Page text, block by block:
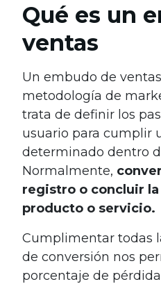
Qué es un
ventas
Un embudo de
metodología de
trata de definir los
usuario para cumplir
determinado dentro
Normalmente,
registro o concluir
producto o servicio.
Cumplimentar todas
de conversión nos
porcentaje de